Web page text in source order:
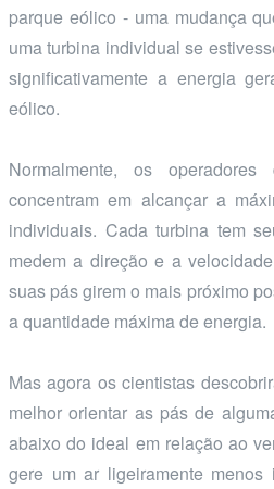
parque eólico - uma mudança
uma turbina individual se
significativamente a energia
eólico.
Normalmente, os
concentram em alcançar a
individuais. Cada turbina tem
medem a direção e a
suas pás girem o mais próximo
a quantidade máxima de energia.
Mas agora os cientistas
melhor orientar as pás de
abaixo do ideal em relação ao
gere um ar ligeiramente menos